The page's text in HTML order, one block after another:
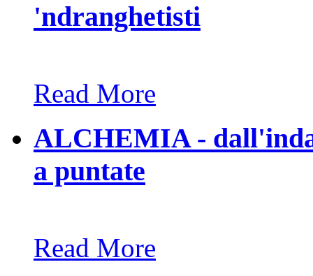
'ndranghetisti
Read More
ALCHEMIA -
a puntate
Read More